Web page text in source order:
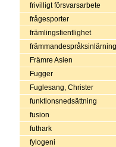
frivilligt försvarsarbete
frågesporter
främlingsfientlighet
främmandespråksinlärning
Främre Asien
Fugger
Fuglesang, Christer
funktionsnedsättning
fusion
futhark
fylogeni